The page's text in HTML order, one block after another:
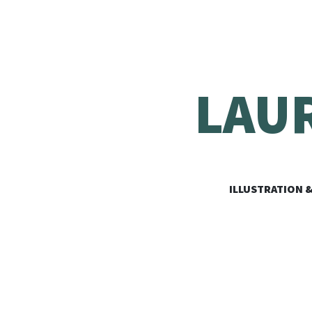
ILLUSTRATION